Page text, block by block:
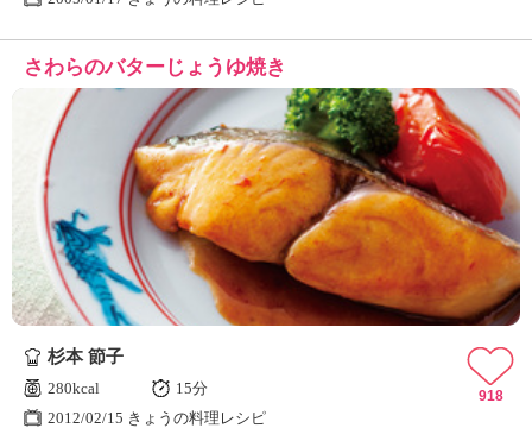
さわらのバターじょうゆ焼き
杉本 節子
280kcal
15分
2012/02/15 きょうの料理レシピ
918